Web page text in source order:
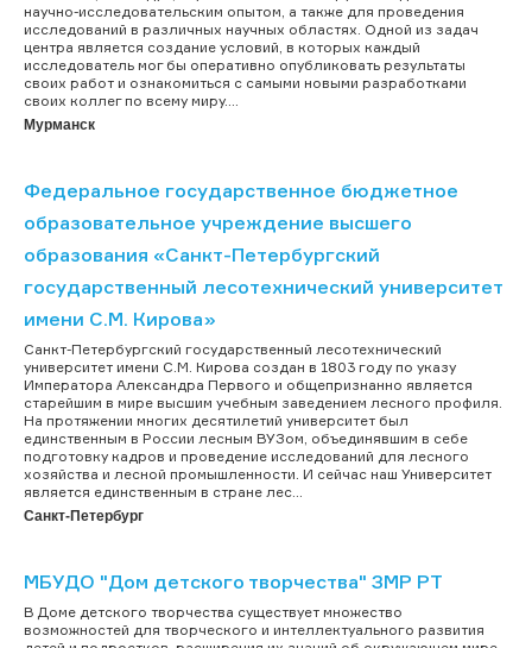
научно-исследовательским опытом, а также для проведения
исследований в различных научных областях. Одной из задач
центра является создание условий, в которых каждый
исследователь мог бы оперативно опубликовать результаты
своих работ и ознакомиться с самыми новыми разработками
своих коллег по всему миру....
Мурманск
Федеральное государственное бюджетное
образовательное учреждение высшего
образования «Санкт-Петербургский
государственный лесотехнический университет
имени С.М. Кирова»
Санкт-Петербургский государственный лесотехнический
университет имени С.М. Кирова создан в 1803 году по указу
Императора Александра Первого и общепризнанно является
старейшим в мире высшим учебным заведением лесного профиля.
На протяжении многих десятилетий университет был
единственным в России лесным ВУЗом, объединявшим в себе
подготовку кадров и проведение исследований для лесного
хозяйства и лесной промышленности. И сейчас наш Университет
является единственным в стране лес...
Санкт-Петербург
МБУДО "Дом детского творчества" ЗМР РТ
В Доме детского творчества существует множество
возможностей для творческого и интеллектуального развития